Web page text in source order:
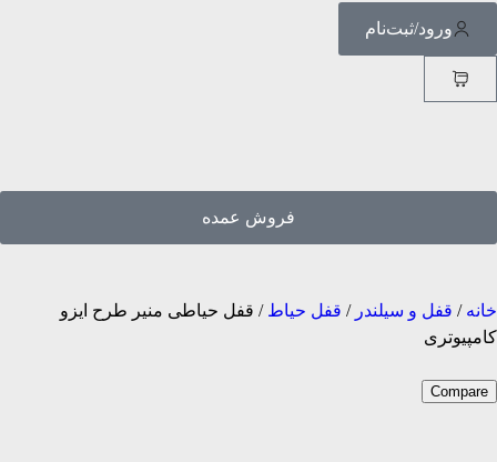
ورود/ثبت‌نام
فروش عمده
خانه / قفل و سیلندر / قفل حیاط / قفل حیاطی منیر طرح ایزو
کامپیوتری
Compare